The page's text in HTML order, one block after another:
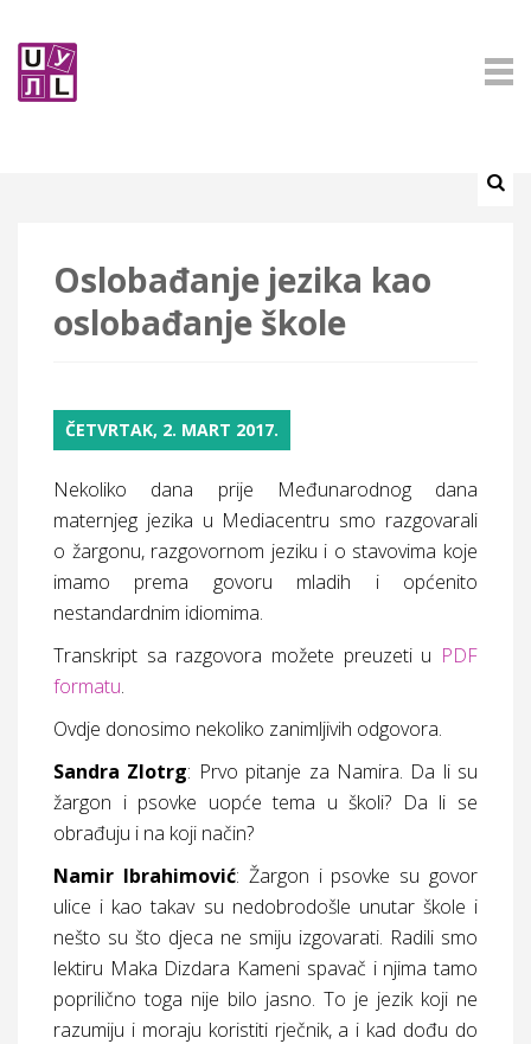
Oslobađanje jezika kao
oslobađanje škole
ČETVRTAK, 2. MART 2017.
Nekoliko dana prije Međunarodnog dana
maternjeg jezika u Mediacentru smo razgovarali
o žargonu, razgovornom jeziku i o stavovima koje
imamo prema govoru mladih i općenito
nestandardnim idiomima.
Transkript sa razgovora možete preuzeti u PDF
formatu.
Ovdje donosimo nekoliko zanimljivih odgovora.
Sandra Zlotrg: Prvo pitanje za Namira. Da li su
žargon i psovke uopće tema u školi? Da li se
obrađuju i na koji način?
Namir Ibrahimović: Žargon i psovke su govor
ulice i kao takav su nedobrodošle unutar škole i
nešto su što djeca ne smiju izgovarati. Radili smo
lektiru Maka Dizdara Kameni spavač i njima tamo
poprilično toga nije bilo jasno. To je jezik koji ne
razumiju i moraju koristiti rječnik, a i kad dođu do